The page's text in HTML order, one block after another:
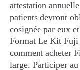
attestation
patients devront
cosignée par eux
Format Le Kit Fuji
comment acheter
large. Participer